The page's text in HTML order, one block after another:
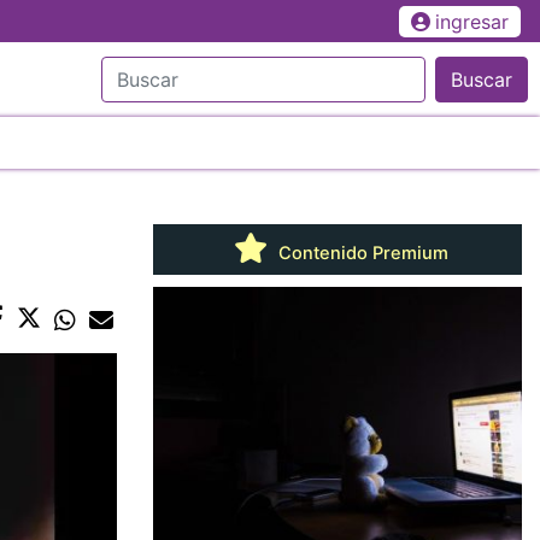
ingresar
Buscar
Contenido Premium